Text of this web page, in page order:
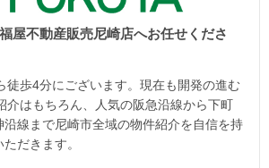
屋不動産販売尼崎店へお任せくださ
徒歩4分にございます。現在も開発の進む
介はもちろん、人気の阪急沿線から下町
線まで尼崎市全域の物件紹介を自信を持
だきます。
ー